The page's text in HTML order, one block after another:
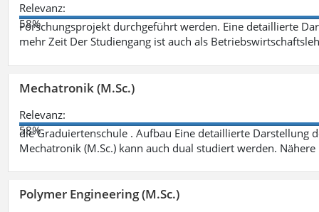
Relevanz:
58%
Forschungsprojekt durchgeführt werden. Eine detaillierte
mehr Zeit Der Studiengang ist auch als
Mechatronik (M.Sc.)
Relevanz:
58%
die Graduiertenschule . Aufbau Eine detaillierte Darstellung
Mechatronik (M.Sc.) kann auch dual studiert werden.
Polymer Engineering (M.Sc.)